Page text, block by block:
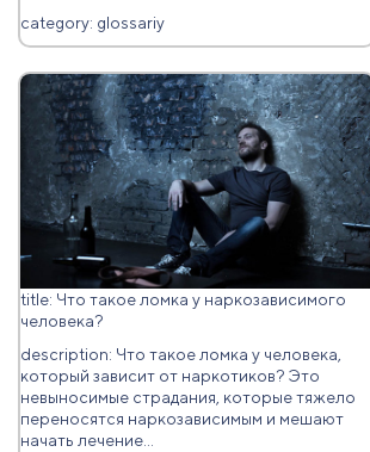
category: glossariy
title: Что такое ломка у наркозависимого
человека?
description: Что такое ломка у человека,
который зависит от наркотиков? Это
невыносимые страдания, которые тяжело
переносятся наркозависимым и мешают
начать лечение...